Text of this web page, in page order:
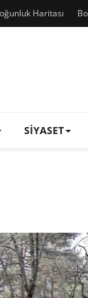
Haritası
SIYASET